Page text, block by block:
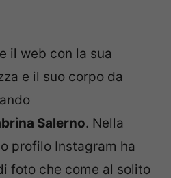
il web con la sua
e il suo corpo da
Salerno. Nella
profilo Instagram ha
foto che come al solito